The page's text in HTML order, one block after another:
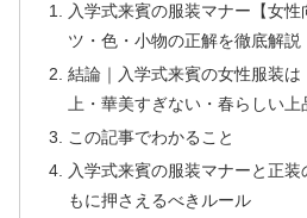
入学式来賓の服装マナー【女
ツ・色・小物の正解を徹底解説
結論｜入学式来賓の女性服装は
上・華美すぎない・春らしい上
この記事でわかること
入学式来賓の服装マナーと正
もに押さえるべきルール